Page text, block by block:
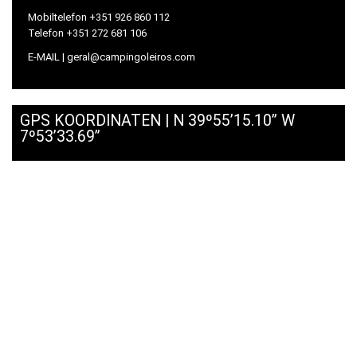
Mobiltelefon +351 926 860 112
Telefon +351 272 681 106
E-MAIL | geral@campingoleiros.com
GPS KOORDINATEN | N 39º55’15.10’’ W
7º53’33.69’’